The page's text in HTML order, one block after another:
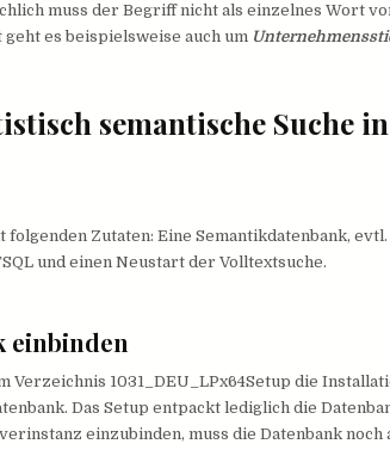
muss der Begriff nicht als einzelnes Wort
es beispielsweise auch um
semantische Suche
Zutaten: Eine Semantikdatenbank,
und einen Neustart der Volltextsuche.
einbinden
Verzeichnis 1031_DEU_LPx64Setup die
Das Setup entpackt lediglich die
einzubinden, muss die Datenbank noch